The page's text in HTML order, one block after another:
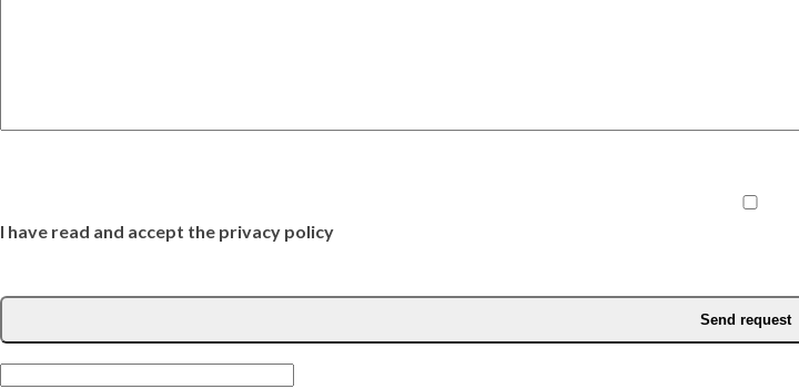
I have read and accept the privacy policy